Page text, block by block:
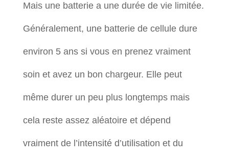
Mais une batterie a une durée de vie limitée.
Généralement, une batterie de cellule dure
environ 5 ans si vous en prenez vraiment
soin et avez un bon chargeur. Elle peut
même durer un peu plus longtemps mais
cela reste assez aléatoire et dépend
vraiment de l’intensité d’utilisation et du